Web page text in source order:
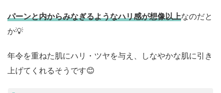
パーンと内からみなぎるようなハリ感が想像以上なのだと
か💡
年令を重ねた肌にハリ・ツヤを与え、しなやかな肌に引き
上げてくれるそうです😊